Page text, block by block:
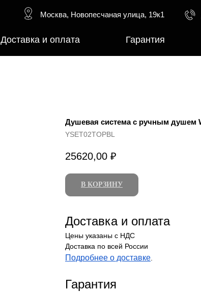
Москва, Новопесчаная улица, 19к1
Доставка и оплата Гарантия
Душевая система с ручным душем
YSET02TOPBL
25620,00 ₽
В КОРЗИНУ
Доставка и оплата
Цены указаны с НДС
Доставка по всей России
Подробнее о доставке.
Гарантия